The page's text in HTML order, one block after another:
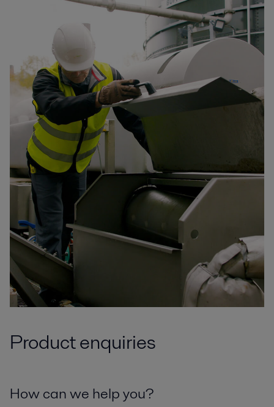
Product enquiries
How can we help you?